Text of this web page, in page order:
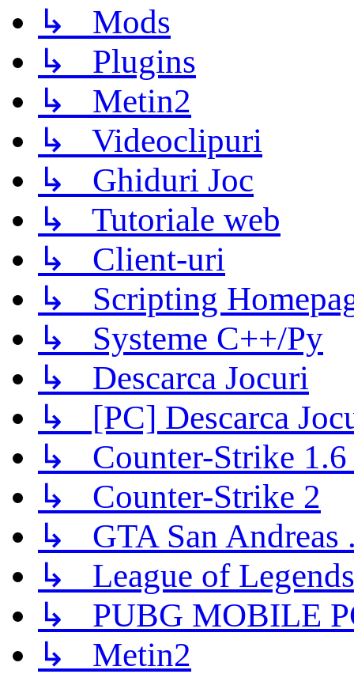
↳ Mods
↳ Plugins
↳ Metin2
↳ Videoclipuri
↳ Ghiduri Joc
↳ Tutoriale web
↳ Client-uri
↳ Scripting
↳ Systeme C++/Py
↳ Descarca Jocuri
↳ [PC] Descarca
↳ Counter-Strike 1.6
↳ Counter-Strike 2
↳ GTA San Andreas
↳ League of Legends
↳ PUBG MOBILE
↳ Metin2